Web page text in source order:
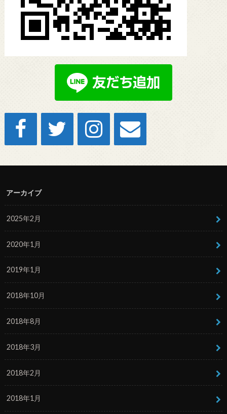
アーカイブ
2025年2月
2020年1月
2019年1月
2018年10月
2018年8月
2018年3月
2018年2月
2018年1月